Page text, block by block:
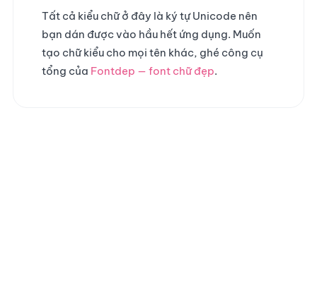
Tất cả kiểu chữ ở đây là ký tự Unicode nên
bạn dán được vào hầu hết ứng dụng. Muốn
tạo chữ kiểu cho mọi tên khác, ghé công cụ
tổng của Fontdep — font chữ đẹp.